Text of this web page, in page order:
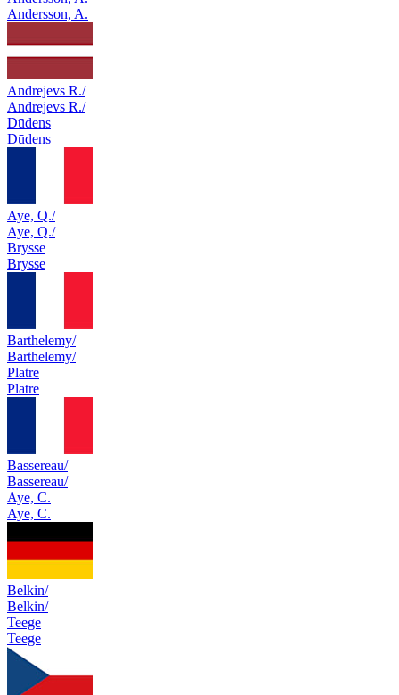
Andersson, A.
Andrejevs R./
Andrejevs R./
Dūdens
Dūdens
Aye, Q./
Aye, Q./
Brysse
Brysse
Barthelemy/
Barthelemy/
Platre
Platre
Bassereau/
Bassereau/
Aye, C.
Aye, C.
Belkin/
Belkin/
Teege
Teege